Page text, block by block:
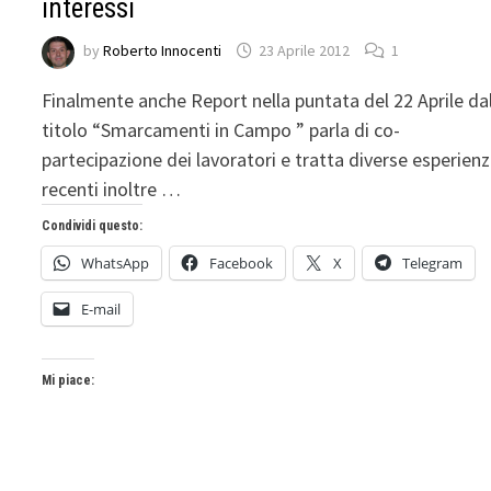
interessi
byRoberto Innocenti 23 Aprile 2012 1
Finalmente anche Report nella puntata del 22 Aprile
titolo “Smarcamenti in Campo ” parla di co-
partecipazione dei lavoratori e tratta diverse
recenti inoltre …
Condividi questo:
WhatsApp Facebook X Telegram
E-mail
Mi piace: